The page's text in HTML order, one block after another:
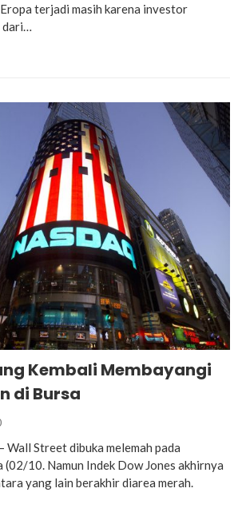
terjadi masih karena investor
dari…
Kembali Membayangi
di Bursa
Wall Street dibuka melemah pada
(02/10. Namun Indek Dow Jones akhirnya
yang lain berakhir diarea merah.